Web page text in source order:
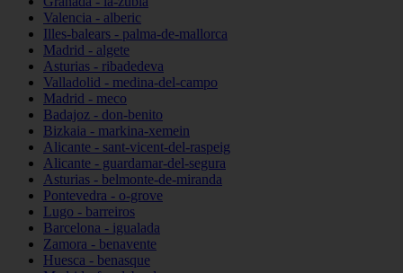
Valencia - alberic
Illes-balears - palma-de-mallorca
Madrid - algete
Asturias - ribadedeva
Valladolid - medina-del-campo
Madrid - meco
Badajoz - don-benito
Bizkaia - markina-xemein
Alicante - sant-vicent-del-raspeig
Alicante - guardamar-del-segura
Asturias - belmonte-de-miranda
Pontevedra - o-grove
Lugo - barreiros
Barcelona - igualada
Zamora - benavente
Huesca - benasque